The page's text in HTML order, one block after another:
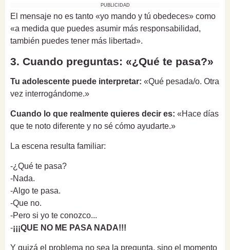
PUBLICIDAD
El mensaje no es tanto «yo mando y tú obedeces» como
«a medida que puedes asumir más responsabilidad,
también puedes tener más libertad».
3. Cuando preguntas: «¿Qué te pasa?»
Tu adolescente puede interpretar: «Qué pesada/o. Otra
vez interrogándome.»
Cuando lo que realmente quieres decir es: «Hace días
que te noto diferente y no sé cómo ayudarte.»
La escena resulta familiar:
-¿Qué te pasa?
-Nada.
-Algo te pasa.
-Que no.
-Pero si yo te conozco...
-¡¡¡QUE NO ME PASA NADA!!!
Y quizá el problema no sea la pregunta, sino el momento